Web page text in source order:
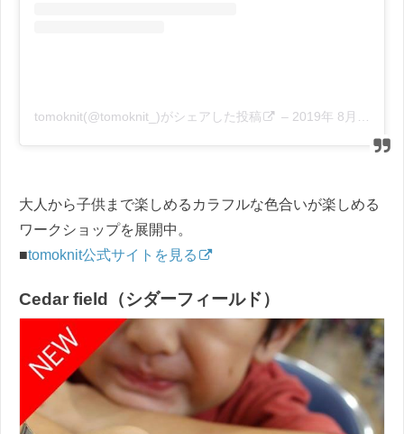
tomoknit(@tomoknit_)がシェアした投稿 – 2019年 8月月2日午後9時00分PDT
大人から子供まで楽しめるカラフルな色合いが楽しめる
ワークショップを展開中。
■tomoknit公式サイトを見る
Cedar field（シダーフィールド）